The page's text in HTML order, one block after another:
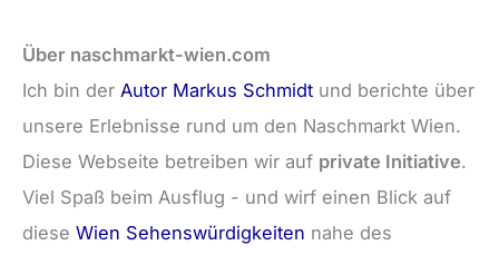
Über naschmarkt-wien.com
Ich bin der Autor Markus Schmidt und berichte über
unsere Erlebnisse rund um den Naschmarkt Wien.
Diese Webseite betreiben wir auf private Initiative.
Viel Spaß beim Ausflug - und wirf einen Blick auf
diese Wien Sehenswürdigkeiten nahe des